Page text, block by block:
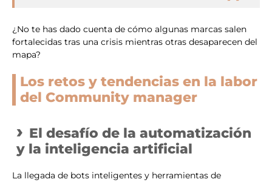
¿No te has dado cuenta de cómo algunas marcas salen
fortalecidas tras una crisis mientras otras desaparecen del
mapa?
Los retos y tendencias en la labor
del Community manager
El desafío de la automatización
y la inteligencia artificial
La llegada de bots inteligentes y herramientas de